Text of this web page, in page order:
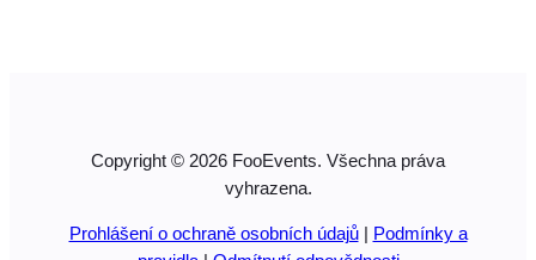
Copyright © 2026 FooEvents. Všechna práva
vyhrazena.
Prohlášení o ochraně osobních údajů| Podmínky a